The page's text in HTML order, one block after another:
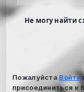
Не могу найти
Пожалуйста Войти
присоединиться к